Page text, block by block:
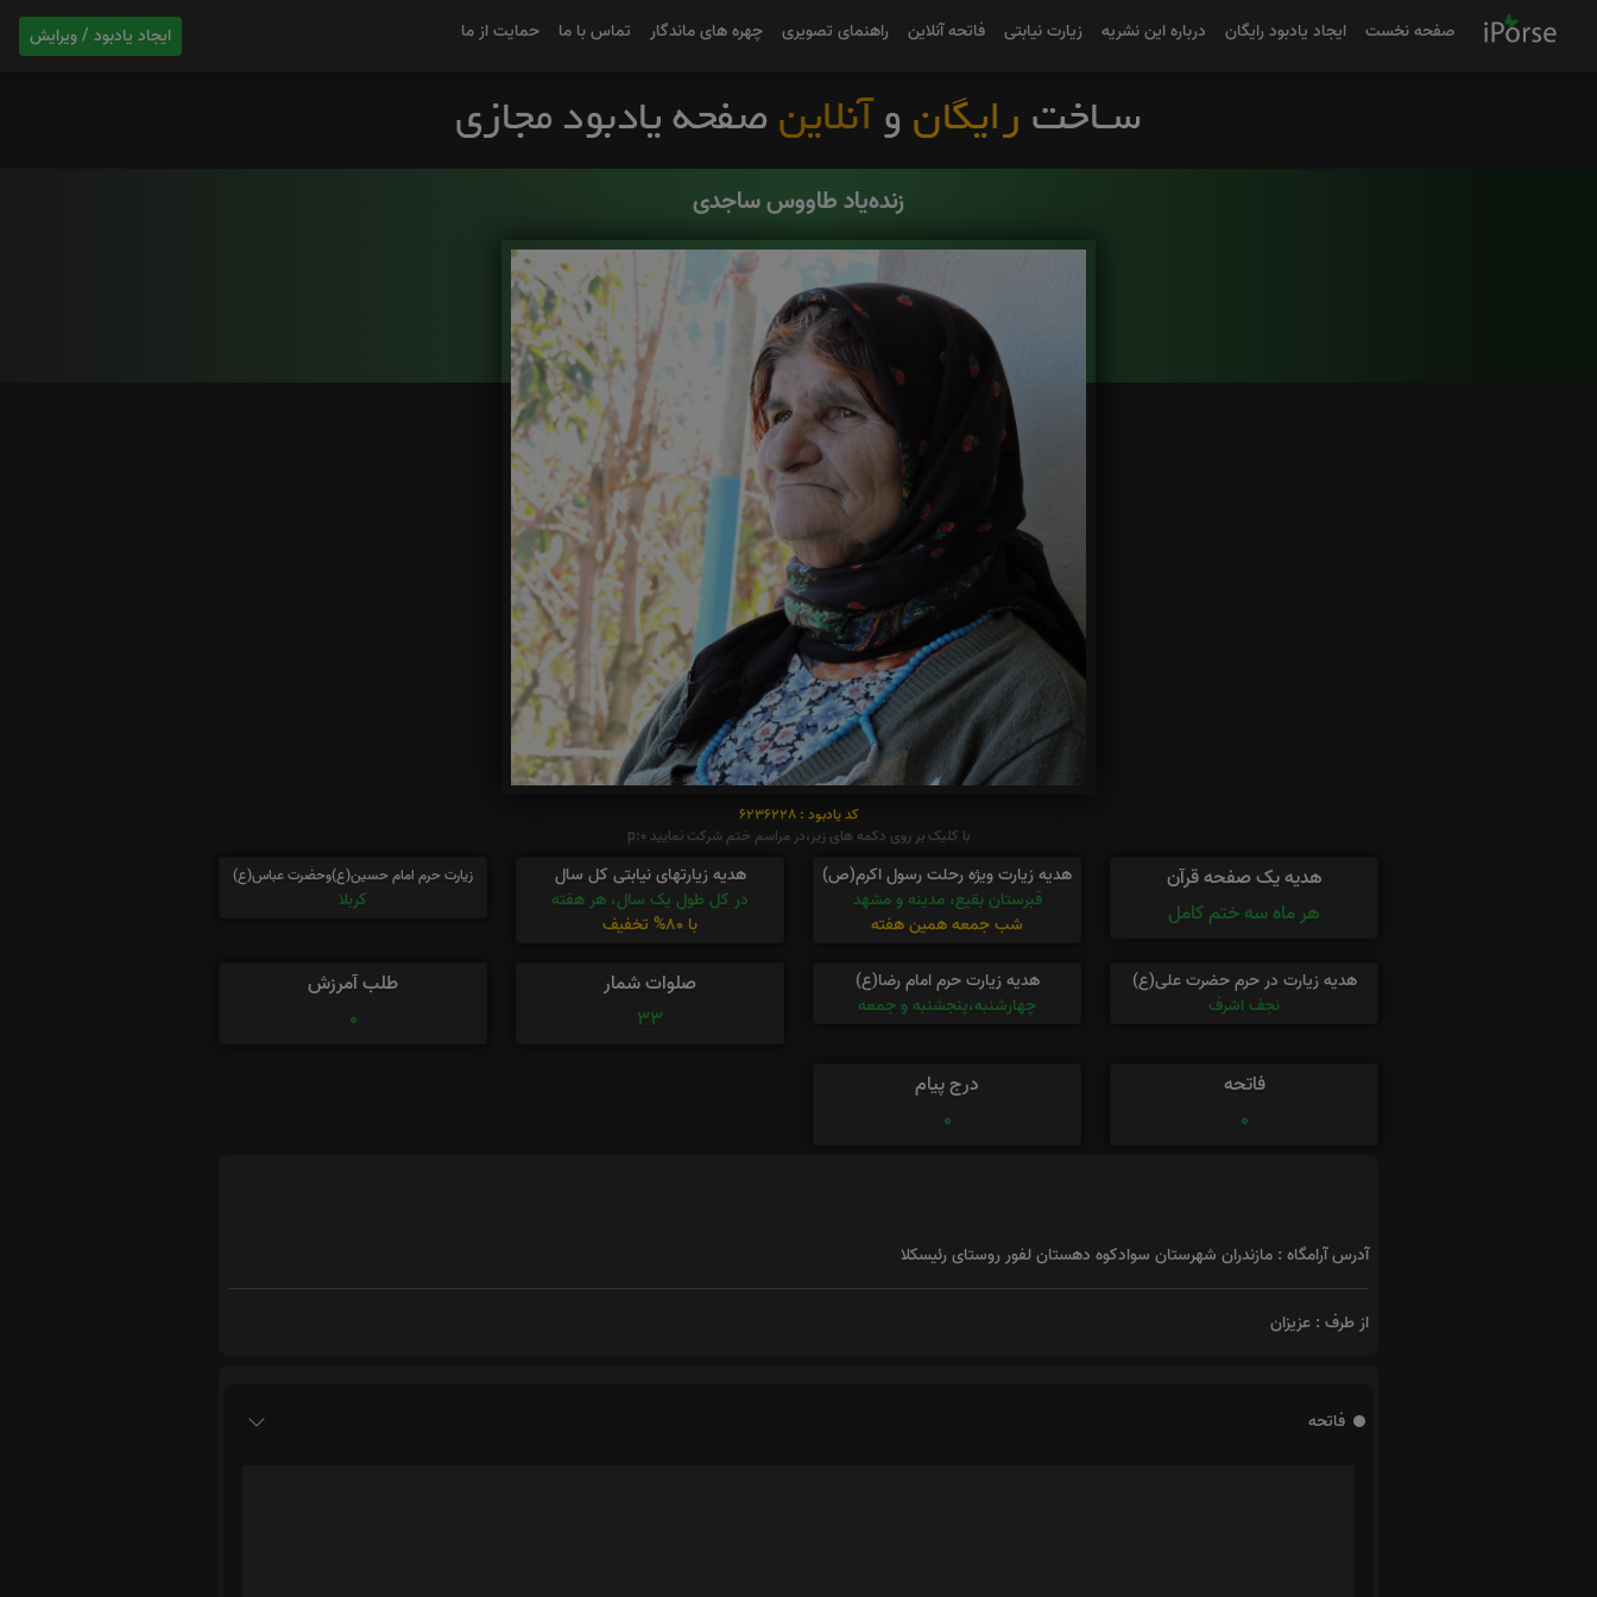
ایجاد یادبود / ویرایش صفحه نخست ایجاد یادبود رایگان درباره این نشریه زیارت نیابتی فاتحه آنلاین راهنمای تصویری چهره های ماندگار تماس با ما حمایت از ما
زنده‌یاد طاووس ساجدی
کد یادبود : 6236228
با کلیک بر روی دکمه های زیر،در مراسم ختم شرکت نمایید p:0
هدیه یک صفحه قرآن
هر ماه سه ختم کامل
هدیه زیارت ویژه رحلت رسول اکرم(ص)
قبرستان بقیع، مدینه و مشهد
شب جمعه همین هفته
هدیه زیارتهای نیابتی کل سال
در کل طول یک سال، هر هفته
با 80% تخفیف
زیارت حرم امام حسین(ع)وحضرت عباس(ع)
کربلا
هدیه زیارت در حرم حضرت علی(ع)
نجف اشرف
هدیه زیارت حرم امام رضا(ع)
چهارشنبه،پنجشنبه و جمعه
صلوات شمار
33
طلب آمرزش
0
فاتحه
0
درج پیام
0
آدرس آرامگاه : مازندران شهرستان سوادکوه دهستان لفور روستای رئیسکلا
از طرف : عزیزان
فاتحه